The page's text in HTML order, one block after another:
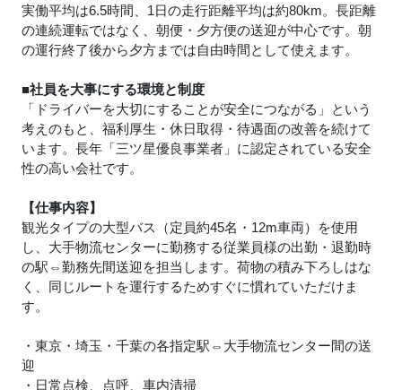
実働平均は6.5時間、1日の走行距離平均は約80km。長距離
の連続運転ではなく、朝便・夕方便の送迎が中心です。朝
の運行終了後から夕方までは自由時間として使えます。
■社員を大事にする環境と制度
「ドライバーを大切にすることが安全につながる」という
考えのもと、福利厚生・休日取得・待遇面の改善を続けて
います。長年「三ツ星優良事業者」に認定されている安全
性の高い会社です。
【仕事内容】
観光タイプの大型バス（定員約45名・12m車両）を使用
し、大手物流センターに勤務する従業員様の出勤・退勤時
の駅⇔勤務先間送迎を担当します。荷物の積み下ろしはな
く、同じルートを運行するためすぐに慣れていただけま
す。
・東京・埼玉・千葉の各指定駅⇔大手物流センター間の送
迎
・日常点検、点呼、車内清掃